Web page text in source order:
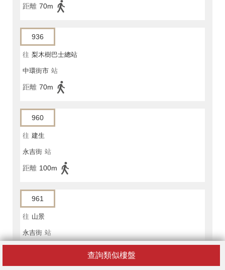
查詢類似樓盤
距離 70m
936
往 梨木樹巴士總站
中環街市 站
距離 70m
960
往 建生
永吉街 站
距離 100m
961
往 山景
永吉街 站